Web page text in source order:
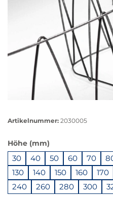
Artikelnummer: 2030005
Das
Produkt
ist
in
dieser
Variante
Höhe (mm)
30 40 50 60 70
130 140 150 160 170
240
260 280 300